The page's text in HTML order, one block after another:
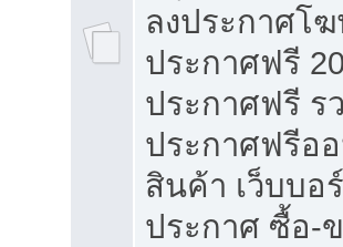
ลงประกาศโ
ประกาศฟรี
ประกาศฟรี ร
ประกาศฟรีอ
สินค้า เว็บบอ
ประกาศ ซื้อ-